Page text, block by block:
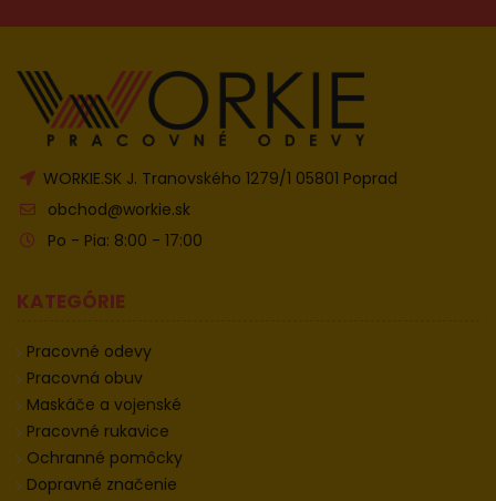
WORKIE.SK J. Tranovského 1279/1 05801 Poprad
obchod@workie.sk
Po - Pia: 8:00 - 17:00
KATEGÓRIE
Pracovné odevy
Pracovná obuv
Maskáče a vojenské
Pracovné rukavice
Ochranné pomôcky
Dopravné značenie